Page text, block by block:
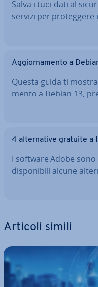
Salva i tuoi dati al
servizi per pro­teg­ge­re
Ag­gior­na­men­to a
Questa guida ti
men­to a Debian 13,
4 al­ter­na­ti­ve gratuite a
I software Adobe
di­spo­ni­bi­li alcune
Articoli simili